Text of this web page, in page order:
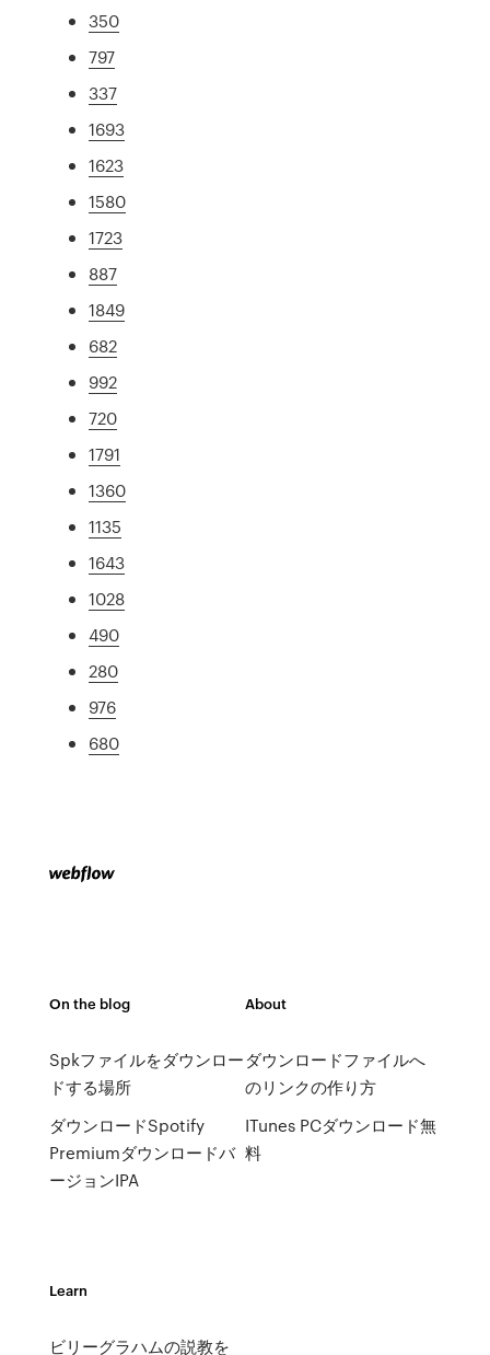
350
797
337
1693
1623
1580
1723
887
1849
682
992
720
1791
1360
1135
1643
1028
490
280
976
680
On the blog
Spkファイルをダウンロー
ドする場所
ダウンロードSpotify
Premiumダウンロードバ
ージョンIPA
About
ダウンロードファイルへ
のリンクの作り方
ITunes PCダウンロード無
料
Learn
ビリーグラハムの説教を